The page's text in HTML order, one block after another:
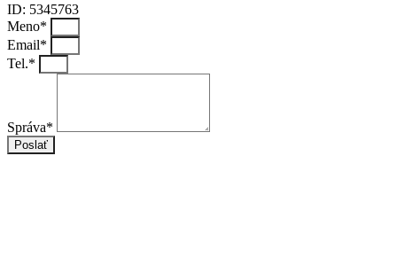
ID: 5345763
Meno*
Email*
Tel.*
Správa*
Poslať